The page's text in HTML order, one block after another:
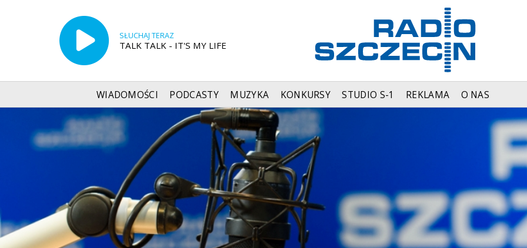
SŁUCHAJ TERAZ
TALK TALK - IT'S MY LIFE
WIADOMOŚCI PODCASTY MUZYKA KONKURSY STUDIO S-1 REKLAMA O NAS